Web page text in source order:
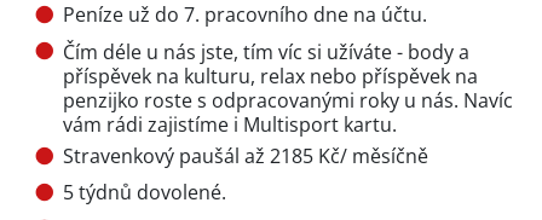
Peníze už do 7. pracovního dne na účtu.
Čím déle u nás jste, tím víc si užíváte - body a
příspěvek na kulturu, relax nebo příspěvek na
penzijko roste s odpracovanými roky u nás. Navíc
vám rádi zajistíme i Multisport kartu.
Stravenkový paušál až 2185 Kč/ měsíčně
5 týdnů dovolené.